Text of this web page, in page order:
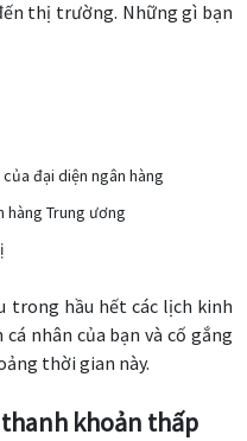
thị trường. Những gì bạn
đại diện ngân hàng
hàng Trung ương
trong hầu hết các lịch kinh
nhân của bạn và cố gắng
thời gian này.
khoản thấp